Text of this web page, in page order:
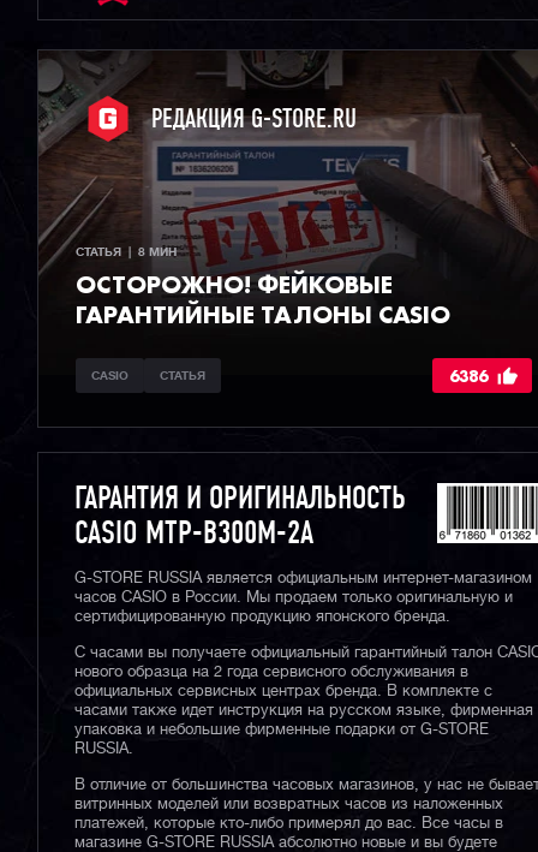
РЕДАКЦИЯ G-STORE.RU
СТАТЬЯ  |  8 МИН
ОСТОРОЖНО! ФЕЙКОВЫЕ
ГАРАНТИЙНЫЕ ТАЛОНЫ CASIO
CASIO СТАТЬЯ 6386
ГАРАНТИЯ И ОРИГИНАЛЬНОСТЬ
CASIO MTP-B300M-2A
G-STORE RUSSIA является официальным интернет-магазином
часов CASIO в России. Мы продаем только оригинальную и
сертифицированную продукцию японского бренда.
С часами вы получаете официальный гарантийный талон
нового образца на 2 года сервисного обслуживания в
официальных сервисных центрах бренда. В комплекте с
часами также идет инструкция на русском языке, фирменная
упаковка и небольшие фирменные подарки от G-STORE
RUSSIA.
В отличие от большинства часовых магазинов, у нас не
витринных моделей или возвратных часов из наложенных
платежей, которые кто-либо примерял до вас. Все часы в
магазине G-STORE RUSSIA абсолютно новые и вы будете